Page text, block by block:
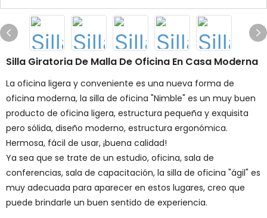
Silla Giratoria De Malla De Oficina En Casa Moderna
La oficina ligera y conveniente es una nueva forma de
oficina moderna, la silla de oficina "Nimble" es un muy buen
producto de oficina ligera, estructura pequeña y exquisita
pero sólida, diseño moderno, estructura ergonómica.
Hermosa, fácil de usar, ¡buena calidad!
Ya sea que se trate de un estudio, oficina, sala de
conferencias, sala de capacitación, la silla de oficina "ágil" es
muy adecuada para aparecer en estos lugares, creo que
puede brindarle un buen sentido de experiencia.